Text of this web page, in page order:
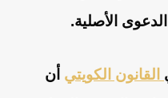
الأصلية.
القانون الكويتي أن